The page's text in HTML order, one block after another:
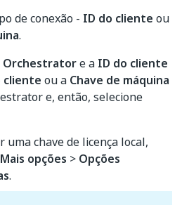
de conexão - ID do cliente ou
.
Orchestratore a ID do cliente
cliente ou a Chave de máquina
e, então, selecione
uma chave de licença local,
Mais opções > Opções
.